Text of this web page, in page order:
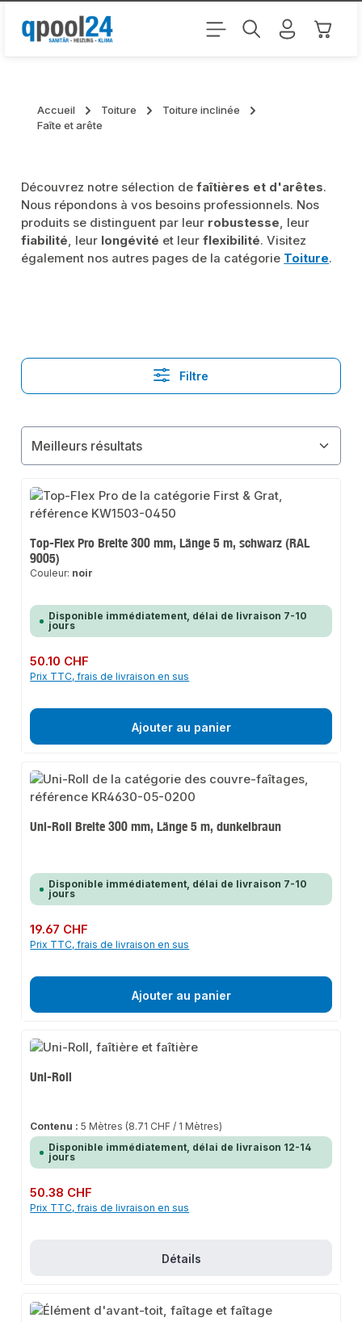
Passer au contenu principal Le
Accueil Toiture
Toiture inclinée
Faîte et arête
Découvrez notre sélection defaîtières et d'arêtes.
Nous répondons à vos besoins professionnels. Nos
produits se distinguent par leur robustesse, leur
fiabilité, leur longévité et leurflexibilité. Visitez
également nos autres pages de la catégorie Toiture.
Filtre
Top-Flex Pro Breite 300 mm, Länge 5 m, schwarz (RAL
9005)
Couleur: noir
Disponible immédiatement, délai de livraison 7-10
jours
Prix régulier :
50.10 CHF
Prix TTC, frais de livraison en sus
Ajouter au panier
Uni-Roll Breite 300 mm, Länge 5 m, dunkelbraun
Disponible immédiatement, délai de livraison 7-10
jours
Prix régulier :
19.67 CHF
Prix TTC, frais de livraison en sus
Ajouter au panier
Uni-Roll
Contenu :5 Mètres (8.71 CHF / 1 Mètres)
Disponible immédiatement, délai de livraison 12-14
jours
Prix régulier :
50.38 CHF
Prix TTC, frais de livraison en sus
Détails